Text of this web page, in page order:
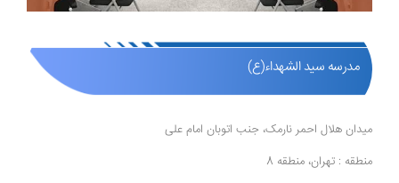
مدرسه سید الشهداء(ع)
میدان هلال احمر نارمک، جنب اتوبان امام علی
منطقه : تهران، منطقه 8